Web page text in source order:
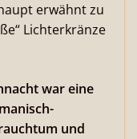
erwähnt zu
Lichterkränze
war eine
und